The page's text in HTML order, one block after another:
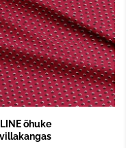
õhuke